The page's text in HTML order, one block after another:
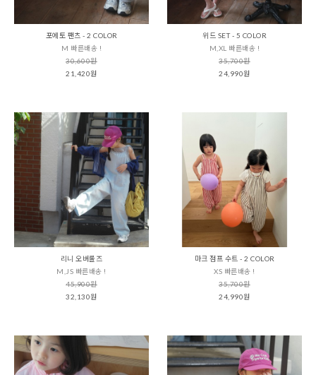
포에토 팬츠 - 2 COLOR
M 빠른배송 !
30,600원
21,420원
위드 SET - 5 COLOR
M,XL 빠른배송 !
35,700원
24,990원
리니 오버롤즈
M,JS 빠른배송 !
45,900원
32,130원
마크 점프 수트 - 2 COLOR
XS 빠른배송 !
35,700원
24,990원